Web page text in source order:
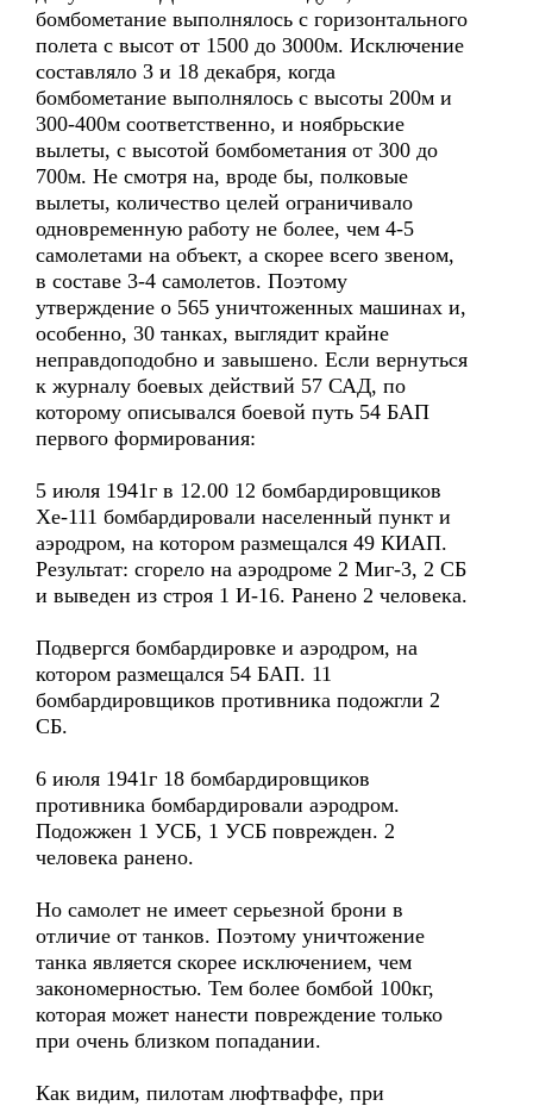
бомбометание выполнялось с горизонтального
полета с высот от 1500 до 3000м. Исключение
составляло 3 и 18 декабря, когда
бомбометание выполнялось с высоты 200м и
300-400м соответственно, и ноябрьские
вылеты, с высотой бомбометания от 300 до
700м. Не смотря на, вроде бы, полковые
вылеты, количество целей ограничивало
одновременную работу не более, чем 4-5
самолетами на объект, а скорее всего звеном,
в составе 3-4 самолетов. Поэтому
утверждение о 565 уничтоженных машинах и,
особенно, 30 танках, выглядит крайне
неправдоподобно и завышено. Если вернуться
к журналу боевых действий 57 САД, по
которому описывался боевой путь 54 БАП
первого формирования:
5 июля 1941г в 12.00 12 бомбардировщиков
Хе-111 бомбардировали населенный пункт и
аэродром, на котором размещался 49 КИАП.
Результат: сгорело на аэродроме 2 Миг-3, 2 СБ
и выведен из строя 1 И-16. Ранено 2 человека.
Подвергся бомбардировке и аэродром, на
котором размещался 54 БАП. 11
бомбардировщиков противника подожгли 2
СБ.
6 июля 1941г 18 бомбардировщиков
противника бомбардировали аэродром.
Подожжен 1 УСБ, 1 УСБ поврежден. 2
человека ранено.
Но самолет не имеет серьезной брони в
отличие от танков. Поэтому уничтожение
танка является скорее исключением, чем
закономерностью. Тем более бомбой 100кг,
которая может нанести повреждение только
при очень близком попадании.
Как видим, пилотам люфтваффе, при